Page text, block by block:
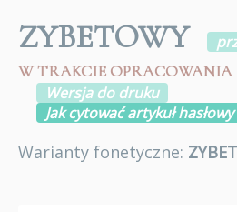
ZYBETOWY
W TRAKCIE OPRACOWANIA
Wersja do druku
Jak cytować artykuł hasłowy
Warianty fonetyczne: